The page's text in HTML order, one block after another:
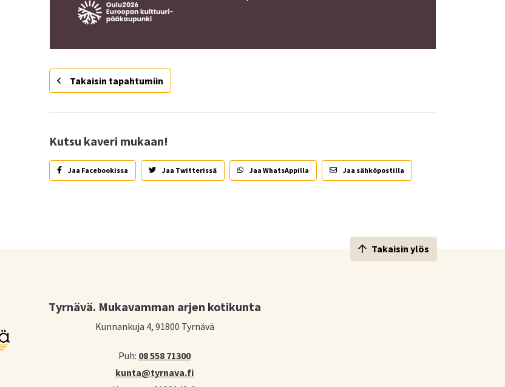
Takaisin tapahtumiin
Kutsu kaveri mukaan!
Jaa Facebookissa Jaa Twitterissä Jaa WhatsAppilla Jaa sähköpostilla
Tyrnävä. Mukavamman arjen kotikunta
Kunnankuja 4, 91800 Tyrnävä
Puh: 08 558 71300
kunta@tyrnava.fi
Takaisin ylös